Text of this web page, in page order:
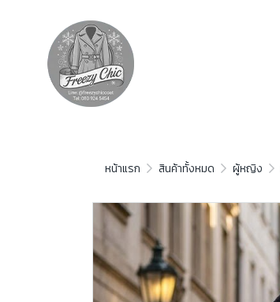
หน้าแรก สินค้าทั้งหมด ผู้หญิง